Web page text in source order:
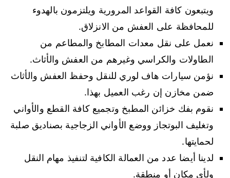
ويتبعون كافة القواعد المرورية ويلتزمون بالهدوء
للمحافظة على العفش من الانزلاق.
نعمل على نقل معدات المطابخ والمطاعم من
الطاولات والكراسي وغيرهم من العفش والأثاث.
نؤمن سيارات هاف لوري للنقل وحفظ العفش والأثاث
ضمن مخازن إن رغب العميل بهذا.
نقوم بفك خزائن المطبخ وتجميع كافة القطع والأواني
وتغليف البوتجاز ووضع الأواني الزجاجية بصناديق صلبة
لحمايتها.
لدينا أيضا عدد من العمالة الكافية لتنفيذ مهام النقل
ولأي مكان أو منطقة.